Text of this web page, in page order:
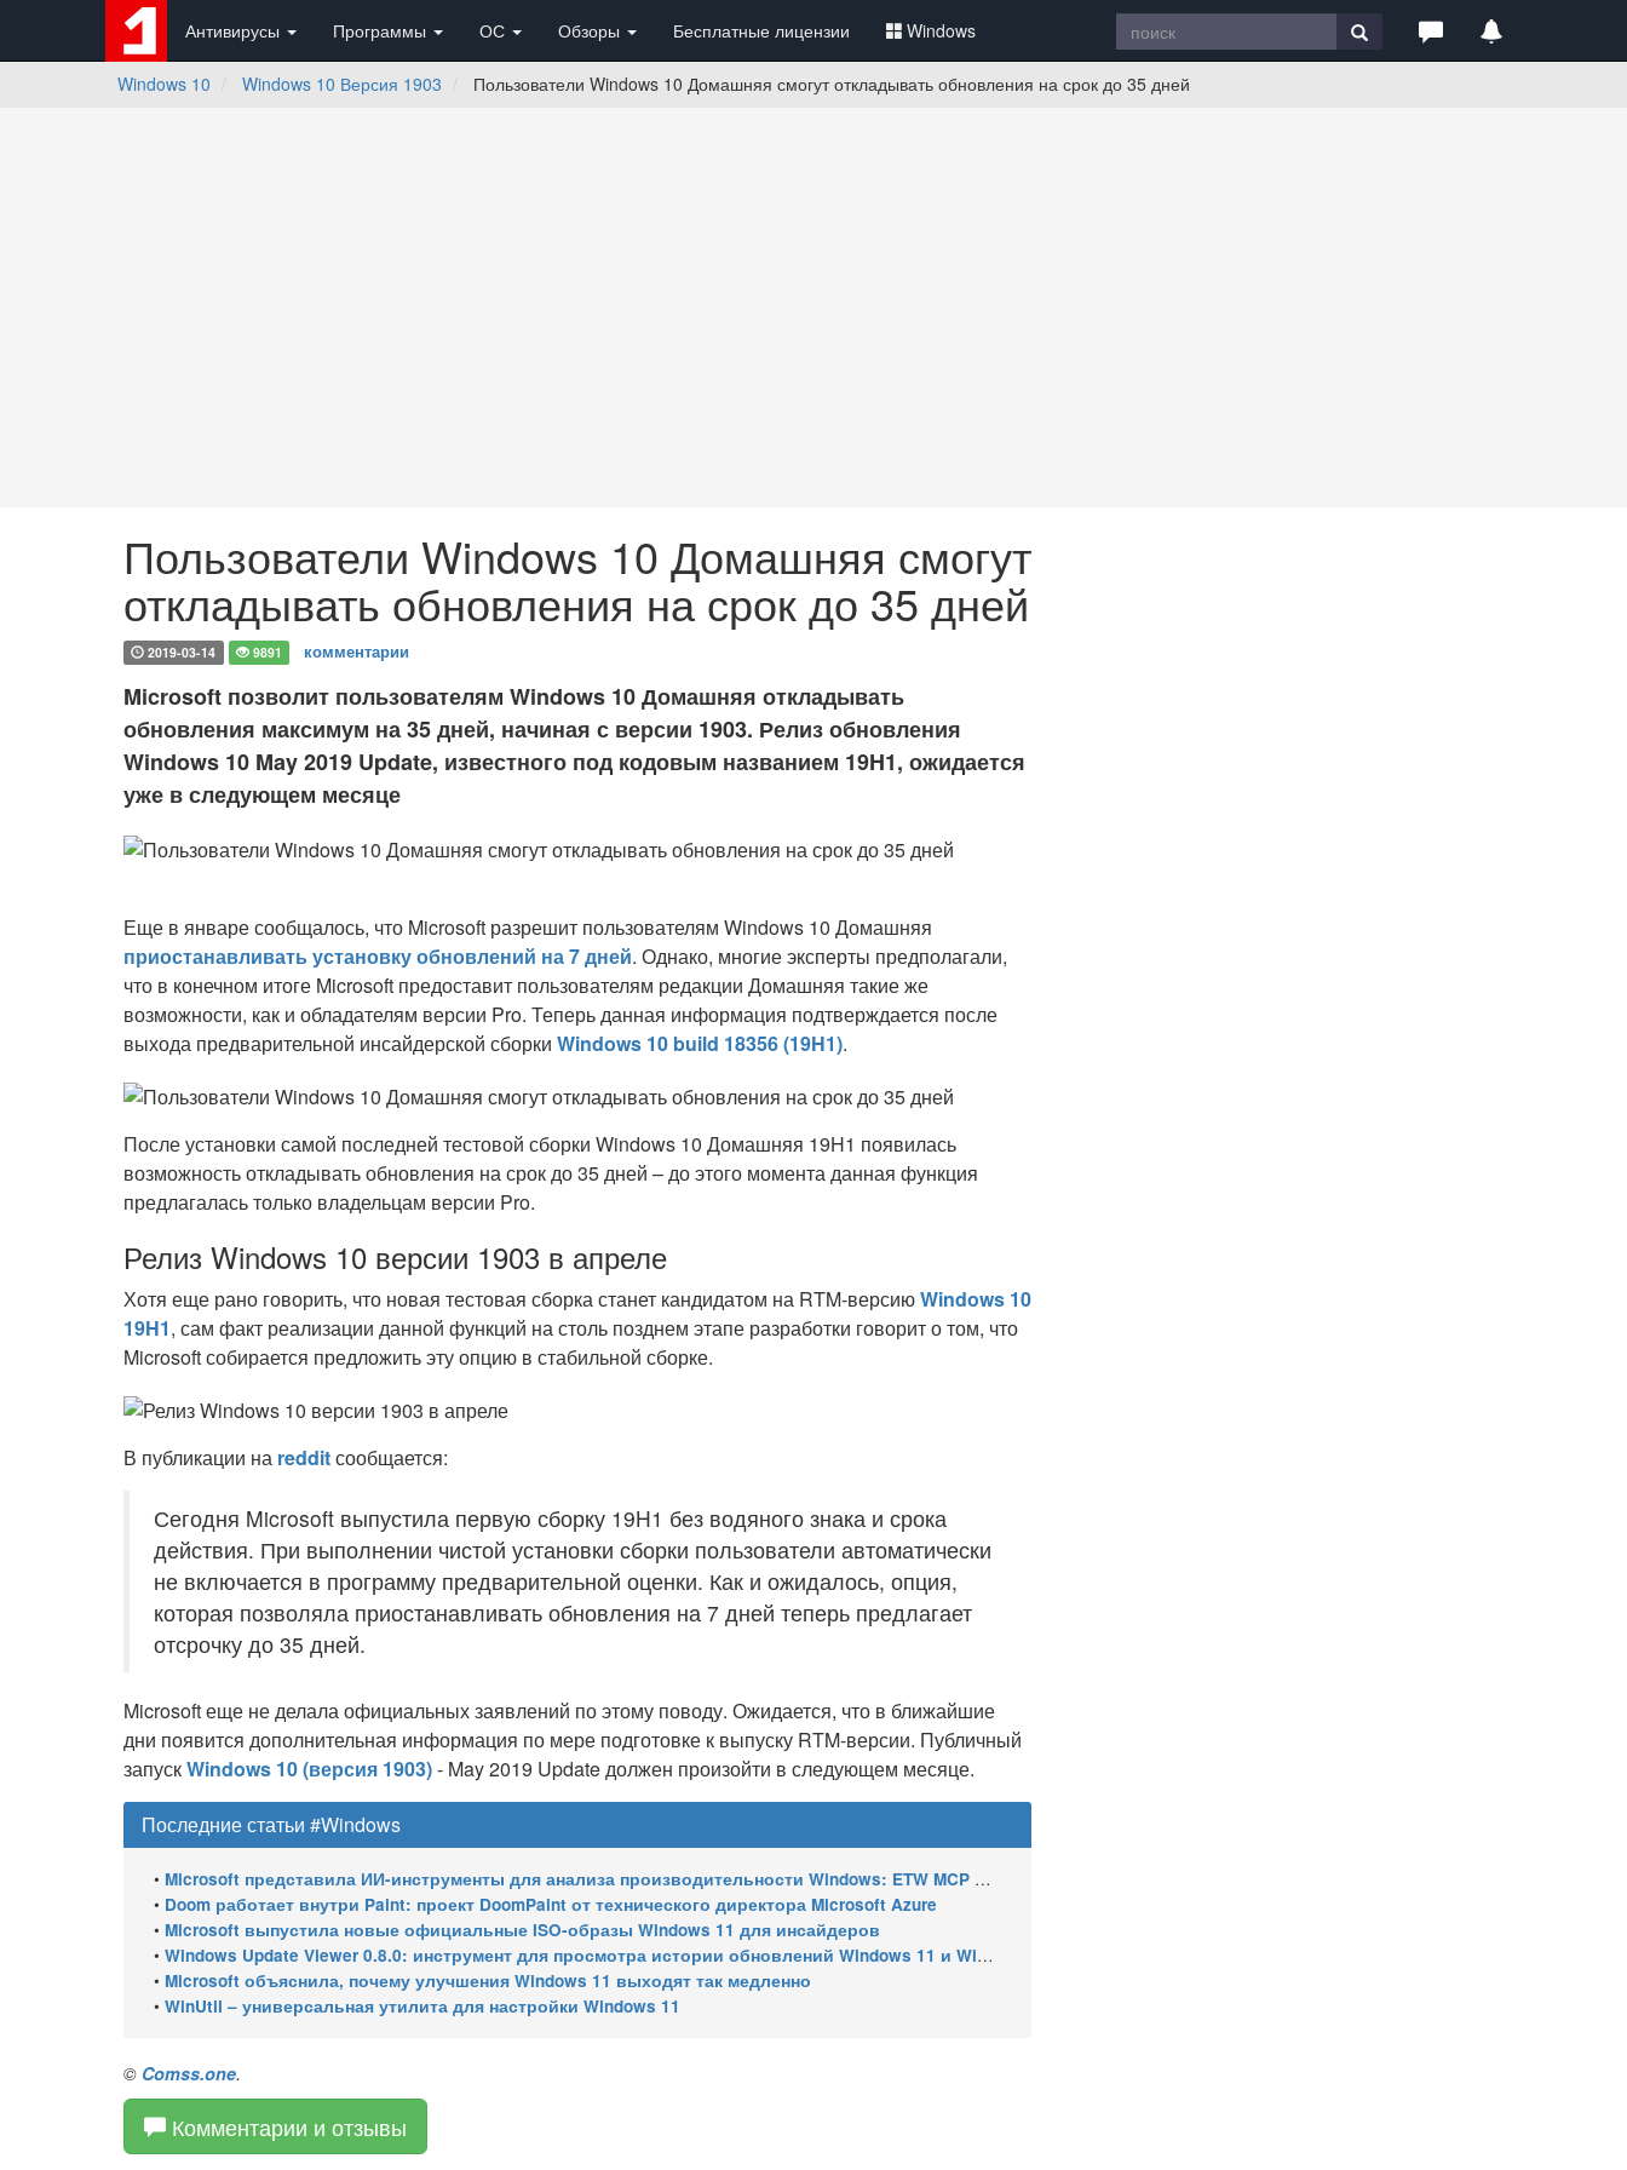
Антивирусы Программы ОС Обзоры Бесплатные лицензии Windows
Windows 10 Windows 10 Версия 1903 Пользователи Windows 10 Домашняя смогут откладывать обновления на срок до 35 дней
Пользователи Windows 10 Домашняя смогут
откладывать обновления на срок до 35 дней
2019-03-14 9891 комментарии
Microsoft позволит пользователям Windows 10 Домашняя откладывать
обновления максимум на 35 дней, начиная с версии 1903. Релиз обновления
Windows 10 May 2019 Update, известного под кодовым названием 19H1, ожидается
уже в следующем месяце
Еще в январе сообщалось, что Microsoft разрешит пользователям Windows 10 Домашняя
приостанавливать установку обновлений на 7 дней. Однако, многие эксперты предполагали,
что в конечном итоге Microsoft предоставит пользователям редакции Домашняя такие же
возможности, как и обладателям версии Pro. Теперь данная информация подтверждается после
выхода предварительной инсайдерской сборки Windows 10 build 18356 (19H1).
После установки самой последней тестовой сборки Windows 10 Домашняя 19H1 появилась
возможность откладывать обновления на срок до 35 дней – до этого момента данная функция
предлагалась только владельцам версии Pro.
Релиз Windows 10 версии 1903 в апреле
Хотя еще рано говорить, что новая тестовая сборка станет кандидатом на RTM-версиюWindows 10
19H1, сам факт реализации данной функций на столь позднем этапе разработки говорит о том, что
Microsoft собирается предложить эту опцию в стабильной сборке.
В публикации на redditсообщается:
Сегодня Microsoft выпустила первую сборку 19H1 без водяного знака и срока
действия. При выполнении чистой установки сборки пользователи автоматически
не включается в программу предварительной оценки. Как и ожидалось, опция,
которая позволяла приостанавливать обновления на 7 дней теперь предлагает
отсрочку до 35 дней.
Microsoft еще не делала официальных заявлений по этому поводу. Ожидается, что в ближайшие
дни появится дополнительная информация по мере подготовке к выпуску RTM-версии. Публичный
запускWindows 10 (версия 1903)- May 2019 Update должен произойти в следующем месяце.
Последние статьи #Windows
• Microsoft представила ИИ-инструменты для анализа производительности Windows: ETW MCP и WPA MCP
• Doom работает внутри Paint: проект DoomPaint от технического директора Microsoft Azure
• Microsoft выпустила новые официальные ISO-образы Windows 11 для инсайдеров
• Windows Update Viewer 0.8.0: инструмент для просмотра истории обновлений Windows 11 и Windows 10 получил улучшения
• Microsoft объяснила, почему улучшения Windows 11 выходят так медленно
• WinUtil – универсальная утилита для настройки Windows 11
© Comss.one.